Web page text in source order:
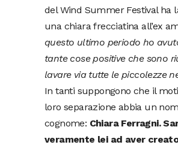
del Wind Summer Festival ha
una chiara frecciatina all’ex
questo ultimo periodo ho
tante cose positive che sono
lavare via tutte le piccolezze
In tanti suppongono che il
loro separazione abbia un
cognome: Chiara Ferragni.
veramente lei ad aver